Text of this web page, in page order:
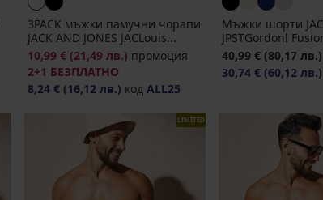
3PACK мъжки памучни чорапи
JACK AND JONES JACLouis...
10,99 € (21,49 лв.) промоция
2+1 БЕЗПЛАТНО
8,24 € (16,12 лв.) код ALL25
Мъжки шорти
JPSTGordonl
40,99 € (80,17 лв.)
30,74 € (60,12 лв.)
LIMITED